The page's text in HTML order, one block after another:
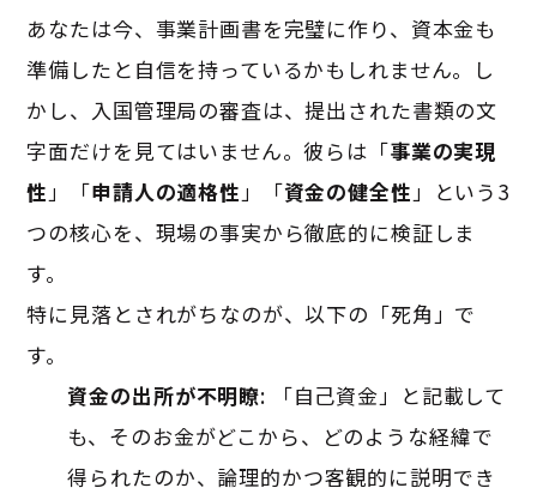
あなたは今、事業計画書を完璧に作り、資本金も
準備したと自信を持っているかもしれません。し
かし、入国管理局の審査は、提出された書類の文
字面だけを見てはいません。彼らは「事業の実現
性 」「申請人の適格性 」「資金の健全性 」という3
つの核心を、現場の事実から徹底的に検証しま
す。
特に見落とされがちなのが、以下の「死角」で
す。
資金の出所が不明瞭: 「自己資金」と記載して
も、そのお金がどこから、どのような経緯で
得られたのか、論理的かつ客観的に説明でき